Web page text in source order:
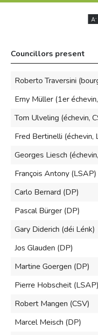
A-
Councillors present
Roberto Traversini
Erny Müller (1er
Tom Ulveling (échevin,
Fred Bertinelli (échevin,
Georges Liesch
François Antony (LSAP)
Carlo Bernard (DP)
Pascal Bürger (DP)
Gary Diderich (déi Lénk)
Jos Glauden (DP)
Martine Goergen (DP)
Pierre Hobscheit (LSAP)
Robert Mangen (CSV)
Marcel Meisch (DP)